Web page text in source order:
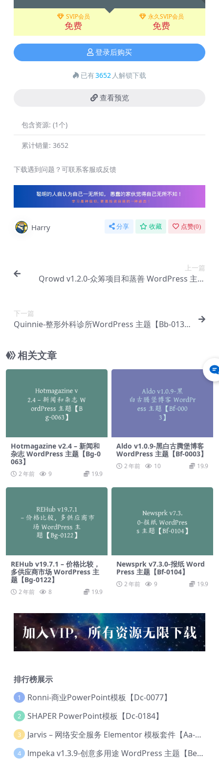
SVIP会员
免费
永久SVIP会员
免费
登录后购买
已有3652 人解锁下载
查看预览
包含资源: (1个)
累计销量: 3652
下载遇到问题？可联系客服或反馈
Harry 分享 收藏 点赞(0)
上一篇
Qrowd v1.2.0-众筹项目和蒸善 WordPress 主题
下一篇
Quinnie-整形外科诊所WordPress 主题【Bb-013
相关文章
Hotmagazine v2.4 – 新闻和
杂志 WordPress 主题【Bg-0
063】
2 年前 9 19.9
Aldo v1.0.9-黑白古腾堡博客
WordPress 主题【Bf-0003】
2 年前 10 19.9
REHub v19.7.1 – 价格比较，
多供应商市场 WordPress 主
题【Bg-0122】
2 年前 8 19.9
Newsprk v7.3.0-报纸 Word
Press 主题【Bf-0104】
2 年前 9 19.9
排行榜展示
1 Ronni-商业PowerPoint模板【Dc-0077】
2 SHAPER PowerPoint模板【Dc-0184】
3 Jarvis – 网络安全服务 Elementor 模板套件【Aa-0035】
4 lmpeka v1.3.9-创意多用途 WordPress 主题【Be-0064】